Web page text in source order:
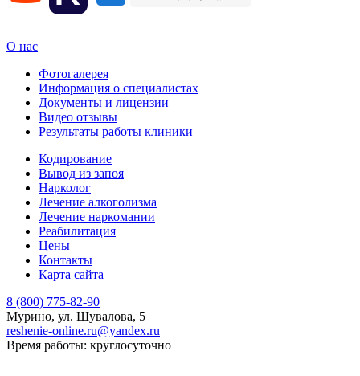
О нас
Фотогалерея
Информация о специалистах
Документы и лицензии
Видео отзывы
Результаты работы клиники
Кодирование
Вывод из запоя
Нарколог
Лечение алкоголизма
Лечение наркомании
Реабилитация
Цены
Контакты
Карта сайта
8 (800) 775-82-90
Мурино, ул. Шувалова, 5
reshenie-online.ru@yandex.ru
Время работы: круглосуточно